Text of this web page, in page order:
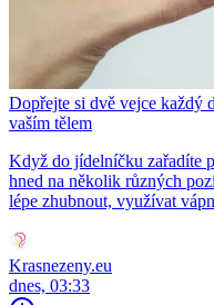
Dopřejte si dvě vejce každý
vaším tělem
Když do jídelníčku zařadíte
hned na několik různých
lépe zhubnout, využívat
Krasnezeny.eu
dnes, 03:33